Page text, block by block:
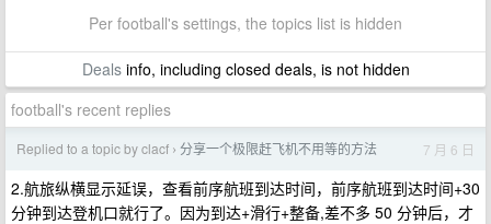
Per football's settings, the topics list is hidden
Dealsinfo, including closed deals, is not hidden
football's recent replies
Replied to a topic by clacf › 分享一个极限赶飞机不用等的方法 7 月 6 日
2.航旅纵横显示延误，查看前序航班到达时间，前序航班到达时间+30
分钟到达登机口就行了。因为到达+滑行+整备,差不多 50 分钟后，才